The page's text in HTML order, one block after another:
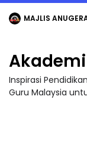
MAJLIS ANUGERAH FFK
Inspirasi
Guru Malaysia